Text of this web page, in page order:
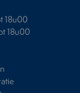
18u00
18u00